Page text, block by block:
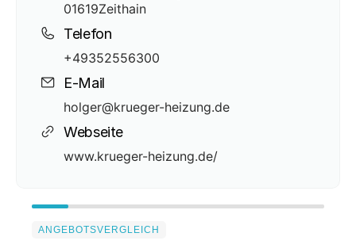
01619Zeithain
Telefon
+49352556300
E-Mail
holger@krueger-heizung.de
Webseite
www.krueger-heizung.de/
ANGEBOTSVERGLEICH